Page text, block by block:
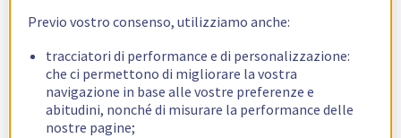
Previo vostro consenso, utilizziamo anche:
tracciatori di performance e di personalizzazione:
che ci permettono di migliorare la vostra
navigazione in base alle vostre preferenze e
abitudini, nonché di misurare la performance delle
nostre pagine;